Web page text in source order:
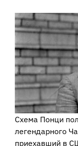
Схема Понци
легендарного
приехавший в